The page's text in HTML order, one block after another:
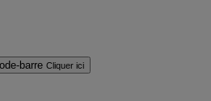
barre Cliquer ici